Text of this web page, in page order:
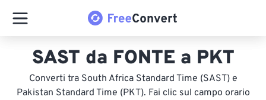
SAST da FONTE a PKT
Converti tra South Africa Standard Time (SAST) e
Pakistan Standard Time (PKT). Fai clic sul campo orario